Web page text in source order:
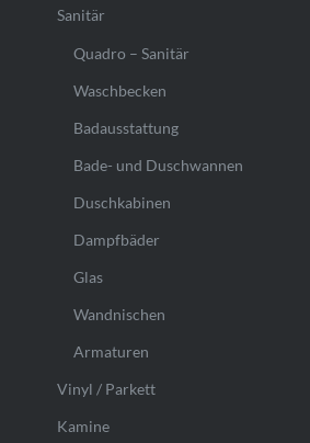
Sanitär
Quadro – Sanitär
Waschbecken
Badausstattung
Bade- und Duschwannen
Duschkabinen
Dampfbäder
Glas
Wandnischen
Armaturen
Vinyl / Parkett
Kamine